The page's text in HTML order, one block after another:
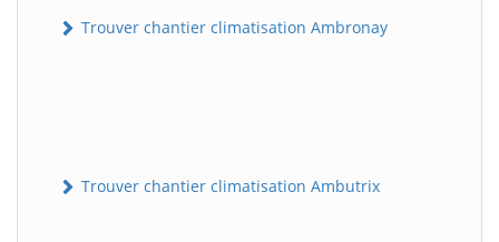
Trouver chantier climatisation Ambronay
Trouver chantier climatisation Ambutrix